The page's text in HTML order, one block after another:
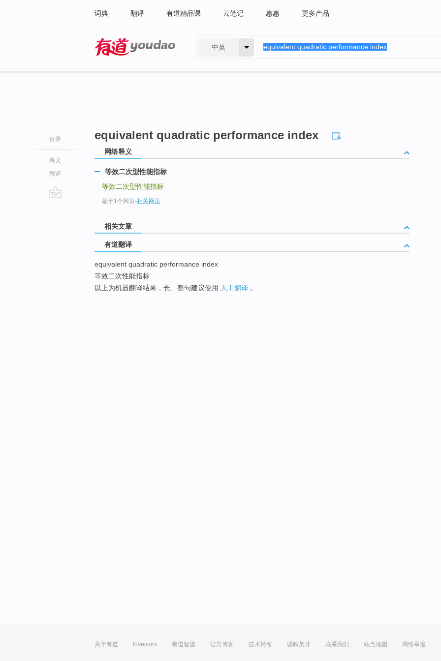
词典 翻译 有道精品课 云笔记 惠惠 更多产品
中英
目录
释义
翻译
equivalent quadratic performance index
网络释义
等效二次型性能指标
等效二次型性能指标
基于1个网页-相关网页
相关文章
有道翻译
equivalent quadratic performance index
等效二次性能指标
以上为机器翻译结果，长、整句建议使用 人工翻译 。
关于有道 Investors 有道智选 官方博客 技术博客 诚聘英才 联系我们 站点地图 网络举报